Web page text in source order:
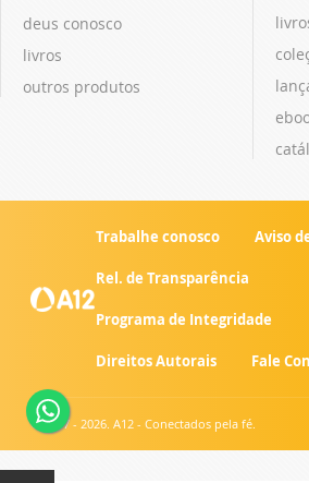
deus conosco
livros
outros produtos
Trabalhe conosco Aviso
Rel. de Transparência
Programa de Integridade
Direitos Autorais Fale
© 2007 - 2026. A12 - Conectados pela fé.